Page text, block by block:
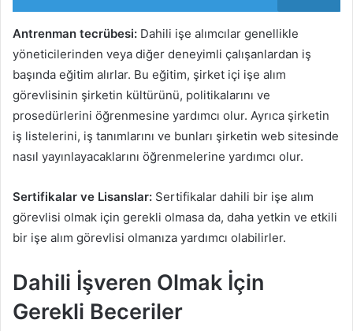
Antrenman tecrübesi: Dahili işe alımcılar genellikle
yöneticilerinden veya diğer deneyimli çalışanlardan iş
başında eğitim alırlar. Bu eğitim, şirket içi işe alım
görevlisinin şirketin kültürünü, politikalarını ve
prosedürlerini öğrenmesine yardımcı olur. Ayrıca şirketin
iş listelerini, iş tanımlarını ve bunları şirketin web sitesinde
nasıl yayınlayacaklarını öğrenmelerine yardımcı olur.
Sertifikalar ve Lisanslar: Sertifikalar dahili bir işe alım
görevlisi olmak için gerekli olmasa da, daha yetkin ve etkili
bir işe alım görevlisi olmanıza yardımcı olabilirler.
Dahili İşveren Olmak İçin
Gerekli Beceriler